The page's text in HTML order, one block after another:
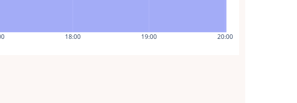
18:00 19:00 20:00